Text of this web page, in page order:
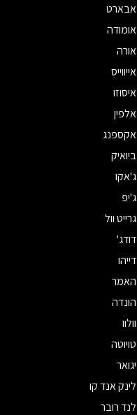
אבארט
אומודה
אורה
אייווייס
איסוזו
אלפין
אקספנג
ביואיק
ג'אקו
ג'יפ
גרייט וול
דודג'
דייהו
האמר
הונדה
וולוו
טויוטה
יגואר
לינק אנד קו
לנד רובר